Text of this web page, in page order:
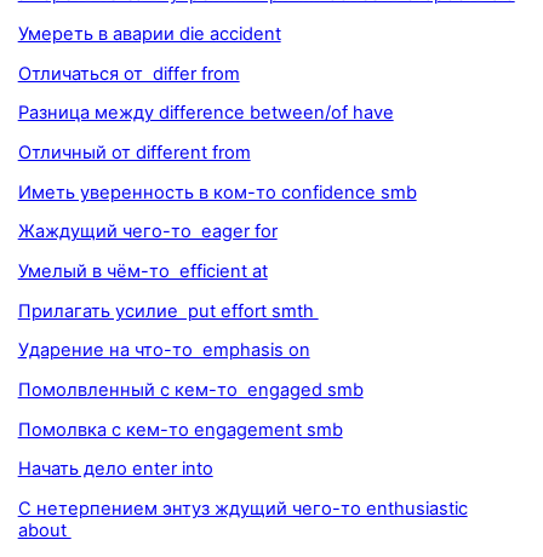
Умереть в аварии die accident
Отличаться от differ from
Разница между difference between/of have
Отличный от different from
Иметь уверенность в ком-то confidence smb
Жаждущий чего-то eager for
Умелый в чём-то efficient at
Прилагать усилие put effort smth
Ударение на что-то emphasis on
Помолвленный с кем-то engaged smb
Помолвка с кем-то engagement smb
Начать дело enter into
С нетерпением энтуз ждущий чего-то enthusiastic
about